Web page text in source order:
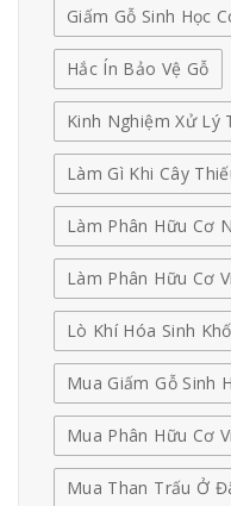
Giấm Gỗ Sinh Học
Hắc Ín Bảo Vệ Gỗ
Kinh Nghiệm Xử Lý
Làm Gì Khi Cây
Làm Phân Hữu Cơ
Làm Phân Hữu Cơ
Lò Khí Hóa Sinh
Mua Giấm Gỗ Sinh
Mua Phân Hữu Cơ
Mua Than Trấu Ở